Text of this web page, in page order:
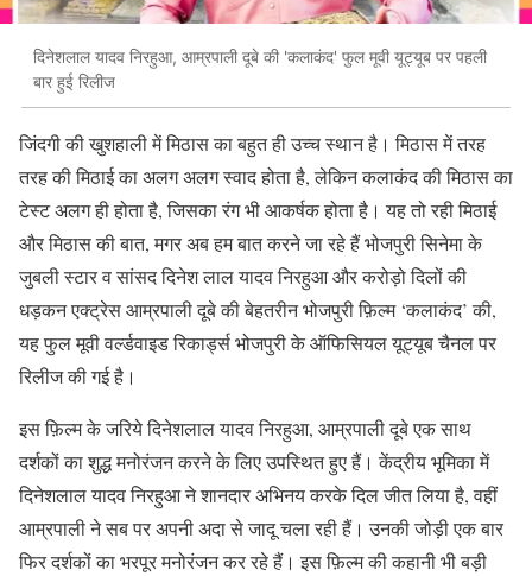
दिनेशलाल यादव निरहुआ, आम्रपाली दूबे की 'कलाकंद' फुल मूवी यूट्यूब पर पहली
बार हुई रिलीज
जिंदगी की खुशहाली में मिठास का बहुत ही उच्च स्थान है। मिठास में तरह
तरह की मिठाई का अलग अलग स्वाद होता है, लेकिन कलाकंद की मिठास का
टेस्ट अलग ही होता है, जिसका रंग भी आकर्षक होता है। यह तो रही मिठाई
और मिठास की बात, मगर अब हम बात करने जा रहे हैं भोजपुरी सिनेमा के
जुबली स्टार व सांसद दिनेश लाल यादव निरहुआ और करोड़ो दिलों की
धड़कन एक्ट्रेस आम्रपाली दूबे की बेहतरीन भोजपुरी फ़िल्म ‘कलाकंद’ की,
यह फुल मूवी वर्ल्डवाइड रिकार्ड्स भोजपुरी के ऑफिसियल यूट्यूब चैनल पर
रिलीज की गई है।
इस फ़िल्म के जरिये दिनेशलाल यादव निरहुआ, आम्रपाली दूबे एक साथ
दर्शकों का शुद्ध मनोरंजन करने के लिए उपस्थित हुए हैं। केंद्रीय भूमिका में
दिनेशलाल यादव निरहुआ ने शानदार अभिनय करके दिल जीत लिया है, वहीं
आम्रपाली ने सब पर अपनी अदा से जादू चला रही हैं। उनकी जोड़ी एक बार
फिर दर्शकों का भरपूर मनोरंजन कर रहे हैं। इस फ़िल्म की कहानी भी बड़ी